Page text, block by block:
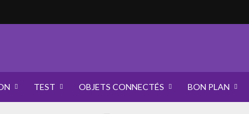
TEST OBJETS CONNECTÉS BON PLAN